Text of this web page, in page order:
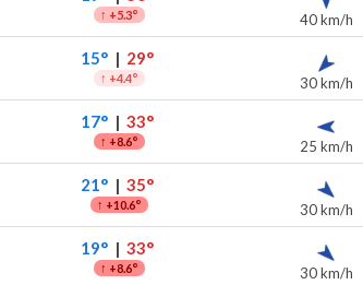
↑ +5.3° 40 km/h
15°| 29°
↑ +4.4° 30 km/h
17°| 33°
↑ +8.6° 25 km/h
21°| 35°
↑ +10.6° 30 km/h
19°| 33°
↑ +8.6° 30 km/h